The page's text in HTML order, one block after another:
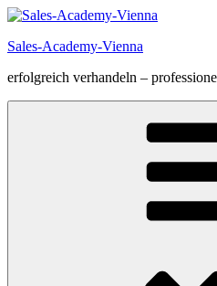
Zum
springen
Sales-Academy-Vienna
erfolgreich verhandeln –